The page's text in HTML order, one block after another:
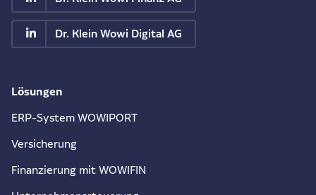
Dr. Klein Wowi Digital AG
Lösungen
ERP-System WOWIPORT
Versicherung
Finanzierung mit WOWIFIN